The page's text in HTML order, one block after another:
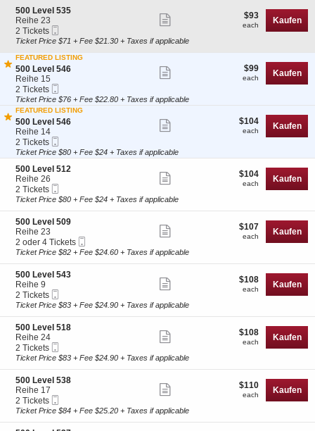
Tickets
S
e
c
t
o
n
5
0
0
L
e
v
e
l
5
3
5
500 Level 535
Reihe 23
2
Tickets
2 Tickets
Tickets
Ticketinformationen
anzeigen
$93
each
$93
each Kaufen
Ticket Price $71 + Fee $21.30 + Taxes if applicable
FEATURED LISTING
S
e
c
t
i
o
n
5
0
0
L
e
v
e
5
4
6
500 Level 546
Reihe 15
2
Tickets
available
2 Tickets
Tickets
Ticketinformationen
anzeigen
$99
each
$99
each Kaufen
Ticket Price $76 + Fee $22.80 + Taxes if applicable
FEATURED LISTING
S
e
c
t
i
o
n
5
0
0
L
e
v
e
5
4
6
500 Level 546
Reihe 14
2
Tickets
available
2 Tickets
Tickets
Ticketinformationen
anzeigen
$104
each
$104
each Kaufen
Ticket Price $80 + Fee $24 + Taxes if applicable
S
e
c
t
o
n
5
0
0
L
e
v
e
5
1
2
500 Level 512
Reihe 26
2
Tickets
2 Tickets
Tickets
Ticketinformationen
anzeigen
$104
each
$104
each Kaufen
Ticket Price $80 + Fee $24 + Taxes if applicable
S
e
c
t
o
n
5
0
0
L
e
v
e
5
0
9
500 Level 509
Reihe 23
2
oder
Tickets
available
2 oder 4 Tickets
Tickets
Ticketinformationen
anzeigen
$107
each
$107
each Kaufen
Ticket Price $82 + Fee $24.60 + Taxes if applicable
S
e
c
t
o
n
5
0
0
L
e
v
e
5
500 Level 543
Reihe 9
2
Tickets
2 Tickets
Tickets
Ticketinformationen
anzeigen
$108
each
$108
each Kaufen
Ticket Price $83 + Fee $24.90 + Taxes if applicable
S
e
c
t
o
n
5
0
0
L
500 Level 518
Reihe 24
2
Tickets
2 Tickets
Tickets
Ticketinformationen
anzeigen
$108
each
$108
each Kaufen
Ticket Price $83 + Fee $24.90 + Taxes if applicable
S
e
c
t
o
500 Level 538
Reihe 17
2
Tickets
2 Tickets
Tickets
Ticketinformationen
anzeigen
$110
each
$110
each Kaufen
Ticket Price $84 + Fee $25.20 + Taxes if applicable